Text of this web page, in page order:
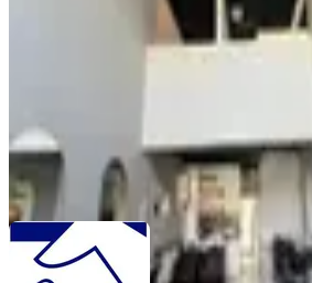
2 Oda
25 m²· Düz
25.000 ₺
TURYAP ALACAATLIUğur Özsoy
Ara